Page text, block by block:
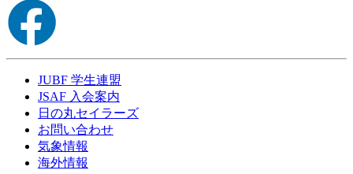
JUBF 学生連盟
JSAF 入会案内
日の丸セイラーズ
お問い合わせ
気象情報
海外情報